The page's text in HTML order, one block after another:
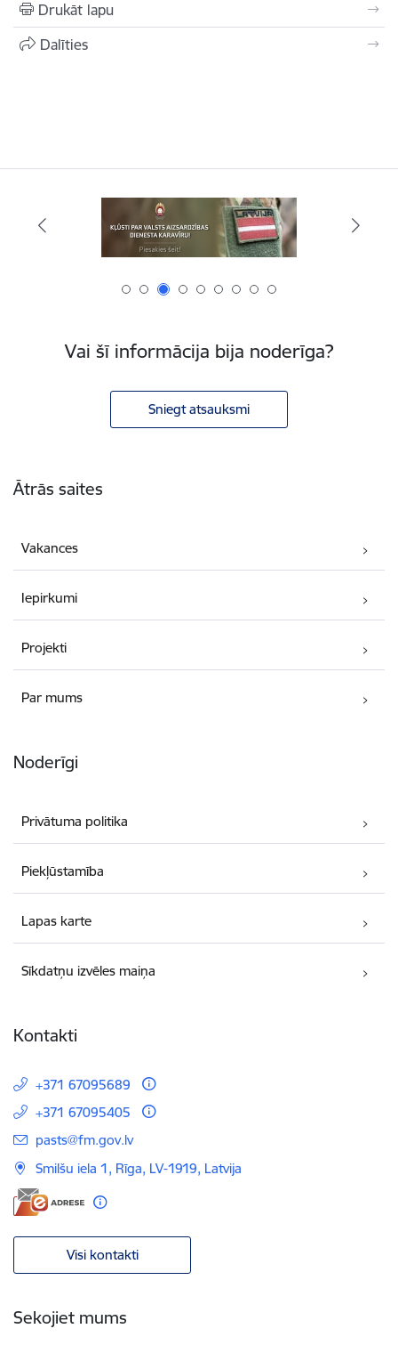
Drukāt lapu
Dalīties
Vai šī informācija bija noderīga?
Sniegt atsauksmi
Ātrās saites
Vakances
Iepirkumi
Projekti
Par mums
Noderīgi
Privātuma politika
Piekļūstamība
Lapas karte
Sīkdatņu izvēles maiņa
Kontakti
+371 67095689
+371 67095405
E-pasts:
pasts@fm.gov.lv
Smilšu iela 1, Rīga, LV-1919, Latvija
Visi kontakti
Sekojiet mums